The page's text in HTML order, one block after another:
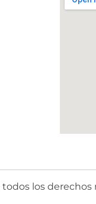
todos los derechos